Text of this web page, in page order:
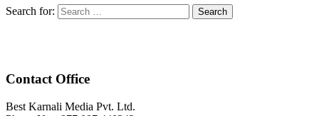
Search for:
Contact Office
Best Karnali Media Pvt. Ltd.